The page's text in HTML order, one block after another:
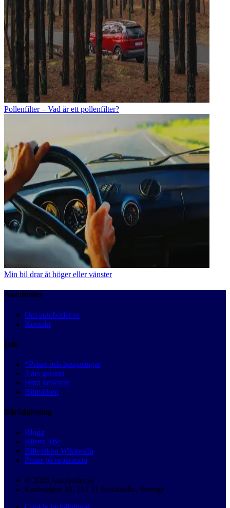
Pollenfilter – Vad är ett pollenfilter?
Min bil drar åt höger eller vänster
Autobutler
Om autobutler.se
Kontakt
Info
*Priser och besparingar
3 års garanti
Hitta verkstad
Bilmärken
Bilrådgivning
Blogg
Bilens Abc
Billexikon Wikipedia
Priser på reparation
© 2026 Autobutler.se
Karlavägen 18, 114 31 Stockholm, Sverige